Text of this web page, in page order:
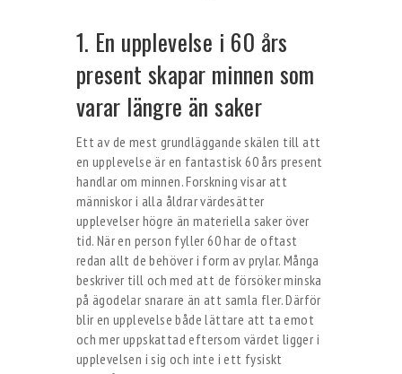
1. En upplevelse i 60 års
present skapar minnen som
varar längre än saker
Ett av de mest grundläggande skälen till att
en upplevelse är en fantastisk 60 års present
handlar om minnen. Forskning visar att
människor i alla åldrar värdesätter
upplevelser högre än materiella saker över
tid. När en person fyller 60 har de oftast
redan allt de behöver i form av prylar. Många
beskriver till och med att de försöker minska
på ägodelar snarare än att samla fler. Därför
blir en upplevelse både lättare att ta emot
och mer uppskattad eftersom värdet ligger i
upplevelsen i sig och inte i ett fysiskt